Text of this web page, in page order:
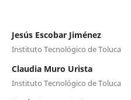
Jesús Escobar Jiménez
Instituto Tecnológico de Toluca
Claudia Muro Urista
Instituto Tecnológico de Toluca